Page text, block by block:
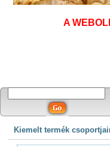
A
Kiemelt termék